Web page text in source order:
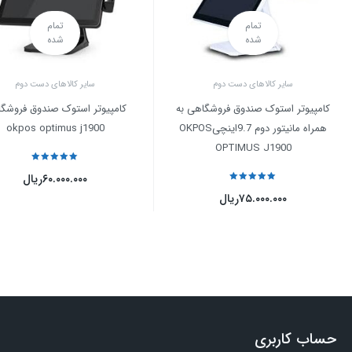
تمام
شده
سایر کالاهای دست دوم
کامپیوتر استوک صندوق فروشگاهی به
همراه مانیتور دوم 9.7اینچیOKPOS
OPTIMUS J1900
ریال۷۵.۰۰۰.۰۰۰
تمام
شده
سایر کالاهای دست دوم
کامپیوتر استوک صندوق
okpos optimus j1900
ریال۶۰.۰۰۰.۰۰۰
حساب کاربری